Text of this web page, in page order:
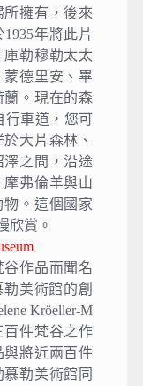
擁有，後來
年將此片
勒穆勒太太
蒙德里安、畢
。現在的森
行車道，您可
大片森林、
之間，沿途
弗倫羊與山
。這個國家
欣賞。
作品而聞名
美術館的創
Kröeller-M
百件梵谷之作
與將近兩百件
勒美術館同